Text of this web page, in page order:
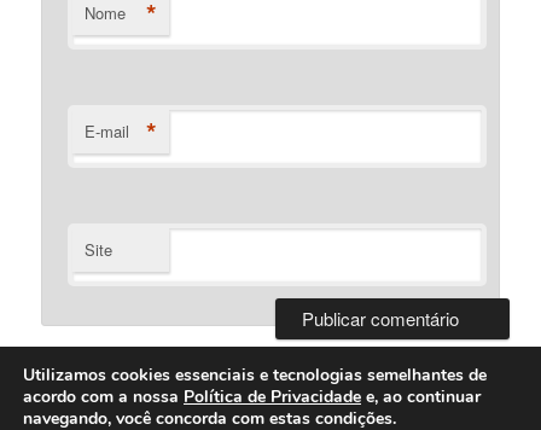
Nome *
E-mail *
Site
Desenvolvido Por Bartolomeu Silva
Utilizamos cookies essenciais e tecnologias semelhantes de
acordo com a nossa Política de Privacidade e, ao continuar
navegando, você concorda com estas condições.